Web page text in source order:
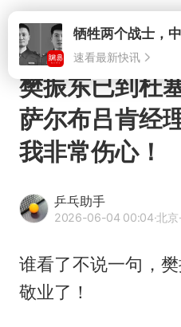
速看最新快讯
樊振东已到杜
萨尔布吕肯经
我非常伤心！
乒乓助手
2026-06-04 00:04·北京
谁看了不说一句，
敬业了！